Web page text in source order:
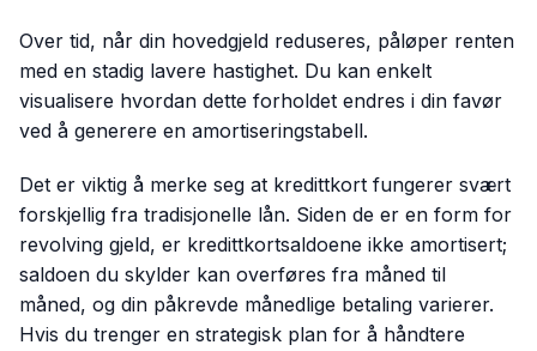
Over tid, når din hovedgjeld reduseres, påløper renten
med en stadig lavere hastighet. Du kan enkelt
visualisere hvordan dette forholdet endres i din favør
ved å generere en amortiseringstabell.
Det er viktig å merke seg at kredittkort fungerer svært
forskjellig fra tradisjonelle lån. Siden de er en form for
revolving gjeld, er kredittkortsaldoene ikke amortisert;
saldoen du skylder kan overføres fra måned til
måned, og din påkrevde månedlige betaling varierer.
Hvis du trenger en strategisk plan for å håndtere